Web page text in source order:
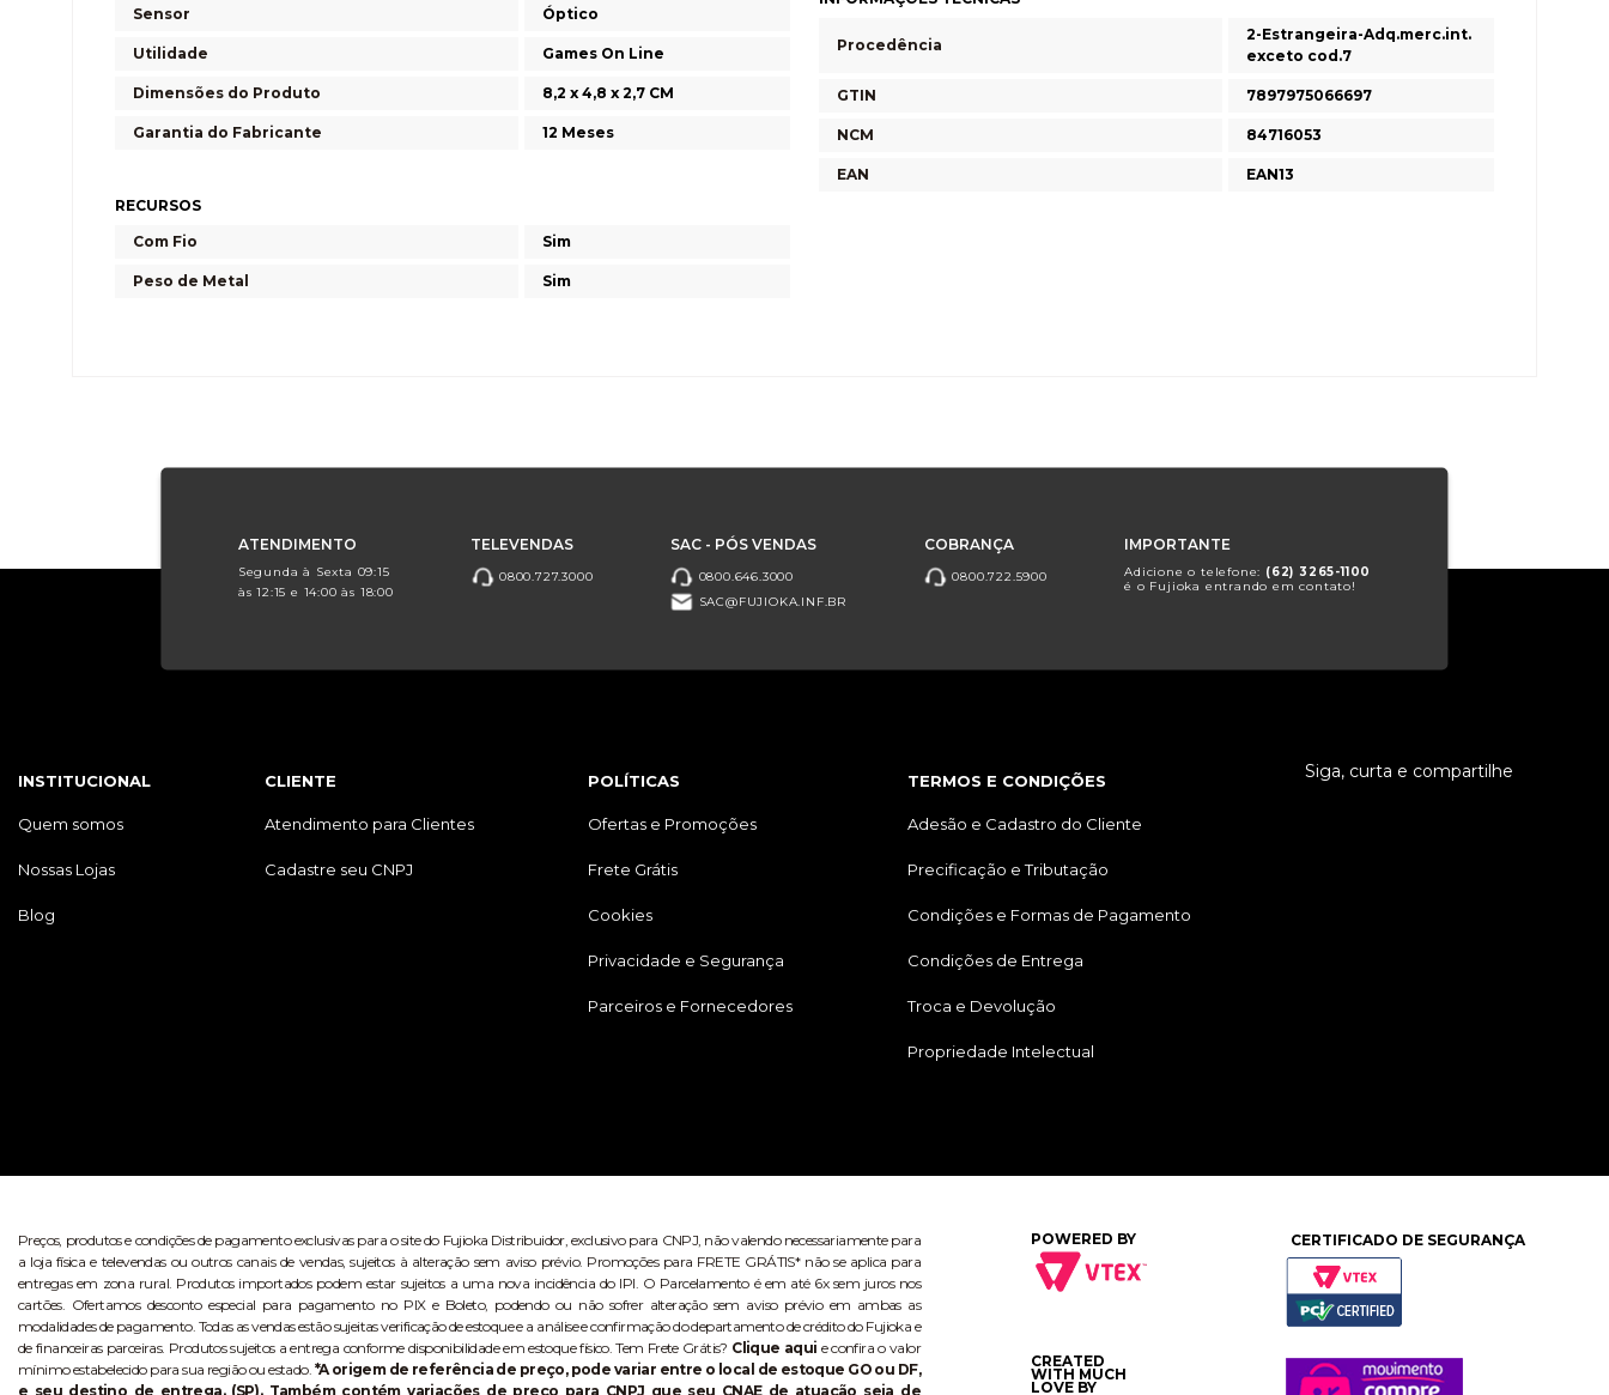
Sensor Óptico
Utilidade Games On Line
Dimensões do Produto 8,2 x 4,8 x 2,7 CM
Garantia do Fabricante 12 Meses
RECURSOS
Com Fio
Sim
Peso de Metal Sim
Procedência
2-Estrangeira-Adq.merc.int.
exceto cod.7
GTIN 7897975066697
NCM 84716053
EAN EAN13
ATENDIMENTO
Segunda à Sexta 09:15
às 12:15 e 14:00 às 18:00
TELEVENDAS
0800.727.3000
SAC - PÓS VENDAS
0800.646.3000
SAC@FUJIOKA.INF.BR
COBRANÇA
0800.722.5900
IMPORTANTE
Adicione o telefone: (62) 3265-1100
é o Fujioka entrando em contato!
INSTITUCIONAL
Quem somos
Nossas Lojas
Blog
CLIENTE
Atendimento para Clientes
Cadastre seu CNPJ
POLÍTICAS
Ofertas e Promoções
Frete Grátis
Cookies
Privacidade e Segurança
Parceiros e Fornecedores
TERMOS E CONDIÇÕES
Adesão e Cadastro do Cliente
Precificação e Tributação
Condições e Formas de Pagamento
Condições de Entrega
Troca e Devolução
Propriedade Intelectual
Siga, curta e compartilhe
Preços, produtos e condições de pagamento exclusivas para o site do Fujioka Distribuidor, exclusivo para CNPJ, não valendo necessariamente para
a loja física e televendas ou outros canais de vendas, sujeitos à alteração sem aviso prévio. Promoções para FRETE GRÁTIS* não se aplica para
entregas em zona rural. Produtos importados podem estar sujeitos a uma nova incidência do IPI. O Parcelamento é em até 6x sem juros nos
cartões. Ofertamos desconto especial para pagamento no PIX e Boleto, podendo ou não sofrer alteração sem aviso prévio em ambas as
modalidades de pagamento. Todas as vendas estão sujeitas verificação de estoque e a análise e confirmação do departamento de crédito do Fujioka e
de financeiras parceiras. Produtos sujeitos a entrega conforme disponibilidade em estoque físico. Tem Frete Grátis? Clique aqui e confira o valor
mínimo estabelecido para sua região ou estado. *A origem de referência de preço, pode variar entre o local de estoque GO ou DF,
e seu destino de entrega. (SP). Também contém variações de preço para CNPJ que seu CNAE de atuação seja de
POWERED BY
CREATED
WITH MUCH
LOVE BY
CERTIFICADO DE SEGURANÇA